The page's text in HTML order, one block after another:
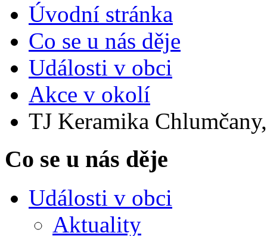
Úvodní stránka
Co se u nás děje
Události v obci
Akce v okolí
TJ Keramika
Co se u nás děje
Události v obci
Aktuality